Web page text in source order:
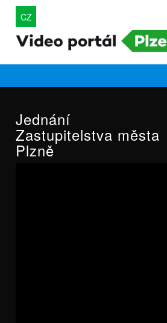
CZ
Jednání
Zastupitelstva města
Plzně